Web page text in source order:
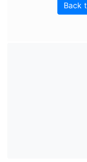
Back